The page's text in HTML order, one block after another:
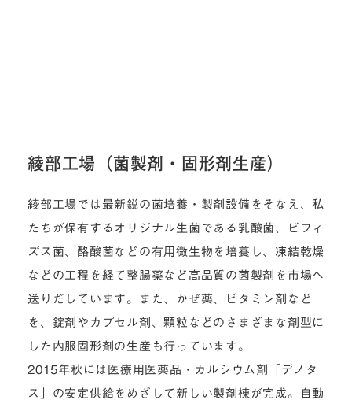
綾部工場（菌製剤・固形剤生産）
綾部工場では最新鋭の菌培養・製剤設備をそなえ、私
たちが保有するオリジナル生菌である乳酸菌、ビフィ
ズス菌、酪酸菌などの有用微生物を培養し、凍結乾燥
などの工程を経て整腸薬など高品質の菌製剤を市場へ
送りだしています。また、かぜ薬、ビタミン剤など
を、錠剤やカプセル剤、顆粒などのさまざまな剤型に
した内服固形剤の生産も行っています。
2015年秋には医療用医薬品・カルシウム剤「デノタ
ス」の安定供給をめざして新しい製剤棟が完成。自動